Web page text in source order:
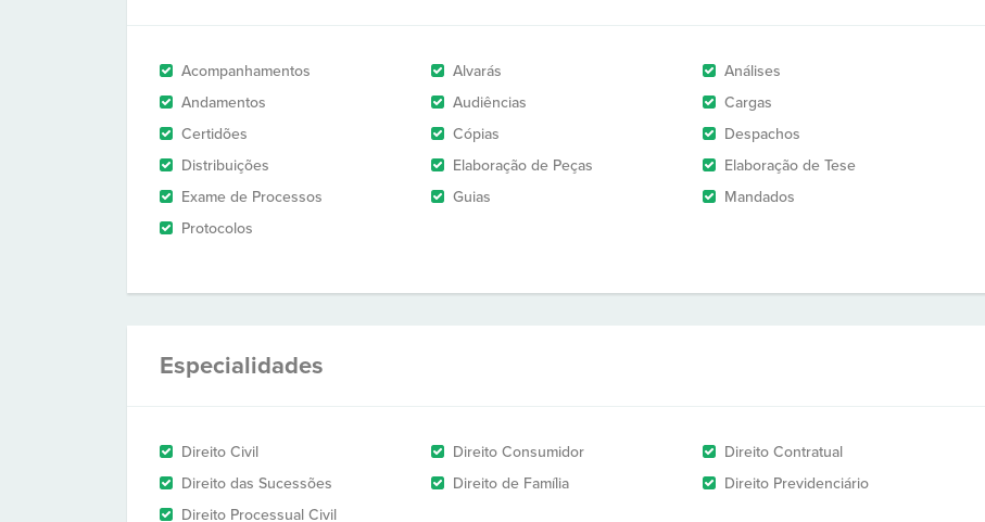
Acompanhamentos Alvarás
Análises
Andamentos
Audiências
Cargas
Certidões
Cópias
Despachos
Distribuições
Elaboração de Peças
Elaboração de Tese
Exame de Processos
Guias
Mandados
Protocolos
Especialidades
Direito Civil Direito Consumidor
Direito Contratual
Direito das Sucessões
Direito de Família
Direito Previdenciário
Direito Processual Civil